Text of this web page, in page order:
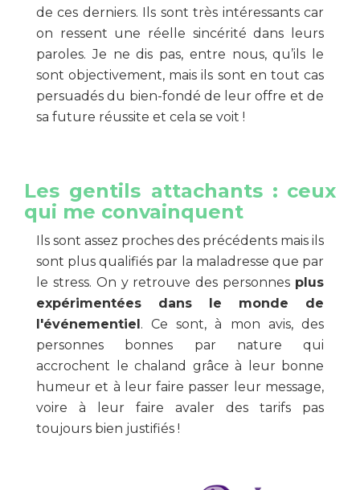
de ces derniers. Ils sont très intéressants car
on ressent une réelle sincérité dans leurs
paroles. Je ne dis pas, entre nous, qu’ils le
sont objectivement, mais ils sont en tout cas
persuadés du bien-fondé de leur offre et de
sa future réussite et cela se voit !
Les gentils attachants : ceux
qui me convainquent
Ils sont assez proches des précédents mais ils
sont plus qualifiés par la maladresse que par
le stress. On y retrouve des personnes plus
expérimentées dans le monde de
l'événementiel. Ce sont, à mon avis, des
personnes bonnes par nature qui
accrochent le chaland grâce à leur bonne
humeur et à leur faire passer leur message,
voire à leur faire avaler des tarifs pas
toujours bien justifiés !